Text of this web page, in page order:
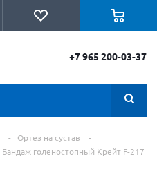
+7 965 200-03-37
- Ортез на сустав
-
Бандаж голеностопный Крейт F-217